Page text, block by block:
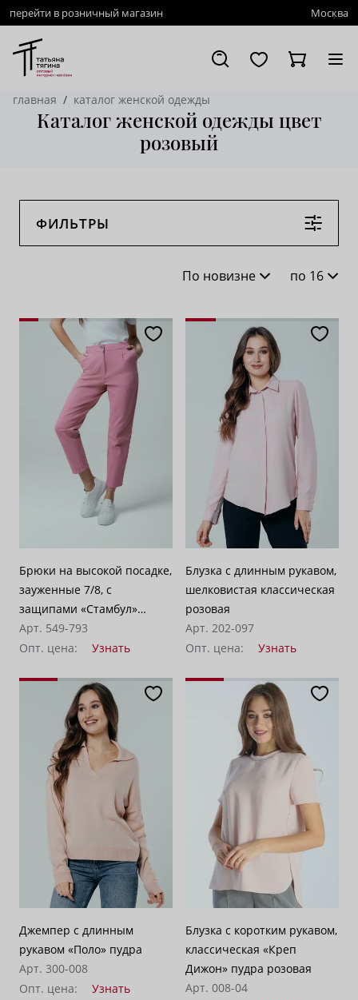
перейти в розничный магазин Москва
главная каталог женской одежды
Каталог женской одежды цвет
розовый
ФИЛЬТРЫ
По новизне
По популярности
По возрастанию цены
По убыванию цены
по 16
28
100
Брюки на высокой посадке,
зауженные 7/8, с
защипами «Стамбул»
розовые
Арт. 549-793
Опт. цена:
Узнать
Блузка с длинным рукавом,
шелковистая классическая
розовая
Арт. 202-097
Опт. цена:
Узнать
Джемпер с длинным
рукавом «Поло» пудра
Арт. 300-008
Опт. цена:
Узнать
Блузка с коротким рукавом,
классическая «Креп
Дижон» пудра розовая
Арт. 008-04